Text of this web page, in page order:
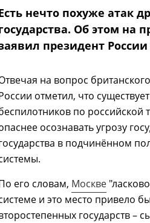
нечто похуже атак
Об этом на
президент
на вопрос
отметил, что
по российской
осознавать угрозу
в подчинённом
его словам, Москве
и это место привело
государств –